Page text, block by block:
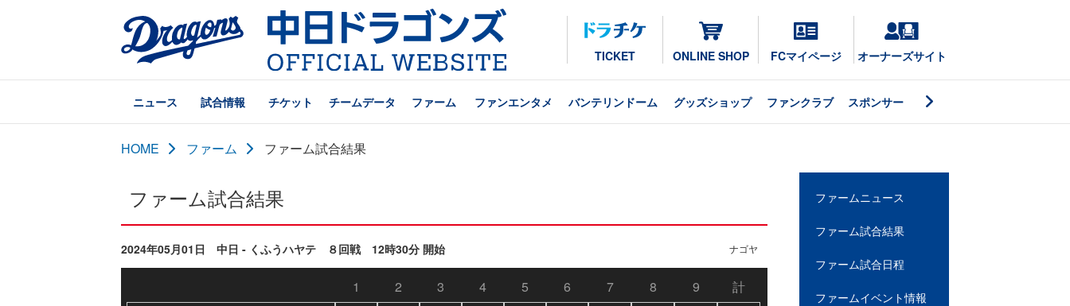
TICKET ONLINE SHOP FCマイページ オーナーズサイト
ニュース 試合情報 チケット チームデータ ファーム ファンエンタメ バンテリンドーム グッズショップ ファンクラブ スポンサー
HOME ファーム ファーム試合結果
ファーム試合結果
2024年05月01日 中日 - くふうハヤテ ８回戦 12時30分 開始 ナゴヤ
1 2 3 4 5 6 7 8 9
計
ファームニュース
ファーム試合結果
ファーム試合日程
ファームイベント情報